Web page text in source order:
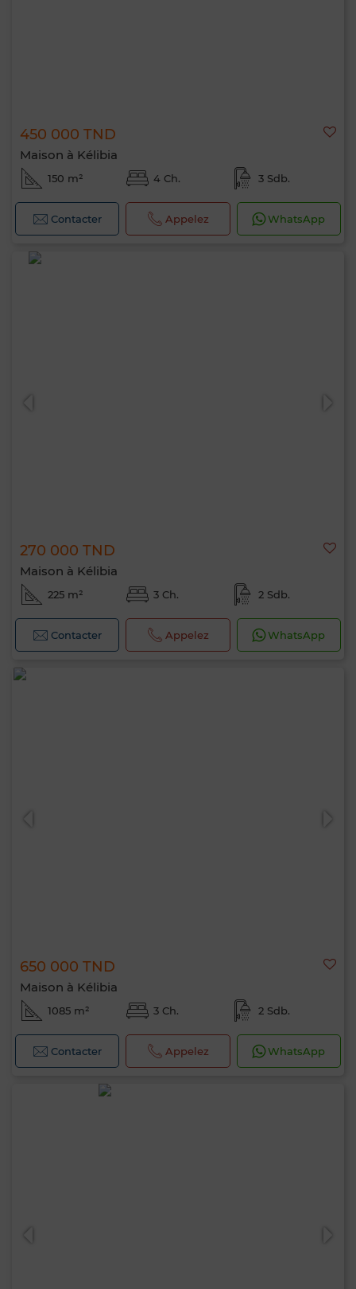
450 000 TND
Maison à Kélibia
150 m² 4 Ch. 3 Sdb.
Contacter Appelez WhatsApp
270 000 TND
Maison à Kélibia
225 m² 3 Ch. 2 Sdb.
Contacter Appelez WhatsApp
650 000 TND
Maison à Kélibia
1085 m² 3 Ch. 2 Sdb.
Contacter Appelez WhatsApp